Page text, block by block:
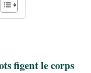
figent le corps